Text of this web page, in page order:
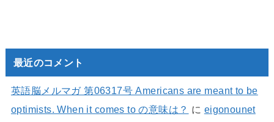
最近のコメント
英語脳メルマガ 第06317号 Americans are meant to be
optimists. When it comes to の意味は？ に eigonounet